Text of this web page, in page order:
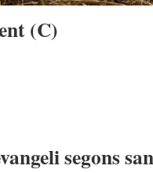
(C)
segons